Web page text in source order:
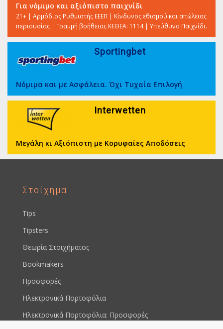
Για νόμιμο και αξιόπιστο παιχνίδι
21+ | Αρμόδιος Ρυθμιστής ΕΕΕΠ | Κίνδυνος εθισμού και απώλειας
περιουσίας | Γραμμή βοήθειας ΚΕΘΕΑ: 1114 | Υπεύθυνο Παιχνίδι.
Sportingbet
Νόμιμα και με Ασφάλεια. Όχι Τυχαία Επιλογή
Interwetten
Μεγάλη κι Αξιόπιστη με Κορυφαίες Αποδόσεις
Στοίχημα
Tips
Tipsters
Θεωρία Στοιχήματος
Bookmakers
Προσφορές
Ηλεκτρονικά Πορτοφόλια
Ηλεκτρονικά Πορτοφόλια: Προσφορές